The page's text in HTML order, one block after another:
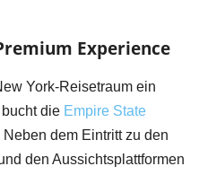
Experience
York-Reisetraum ein
die Empire State
Neben dem Eintritt zu den
den Aussichtsplattformen